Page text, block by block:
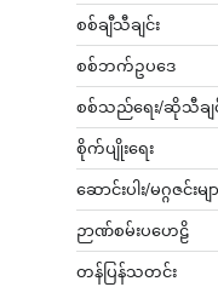
စစ်ချီသီချင်း
စစ်ဘက်ဥပဒေ
စစ်သည်ရေး/ဆိုသီချင်
စိုက်ပျိုးရေး
ဆောင်းပါး/မဂ္ဂဇင်းမျ
ဉာဏ်စမ်းပဟေဠိ
တန်ပြန်သတင်း